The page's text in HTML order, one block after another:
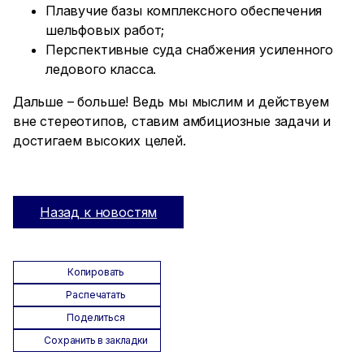
Плавучие базы комплексного обеспечения
шельфовых работ;
Перспективные суда снабжения усиленного
ледового класса.
Дальше – больше! Ведь мы мыслим и действуем
вне стереотипов, ставим амбициозные задачи и
достигаем высоких целей.
Назад к новостям
Копировать
Распечатать
Поделиться
Сохранить в закладки